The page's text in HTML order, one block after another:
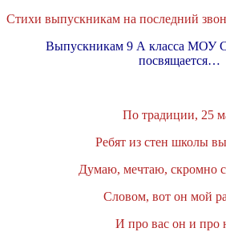
Стихи выпускникам на последний
Выпускникам 9 А класса МОУ
посвящается…
По традиции, 25
Ребят из стен школы
Думаю, мечтаю, скромно
Словом, вот он мой
И про вас он и про